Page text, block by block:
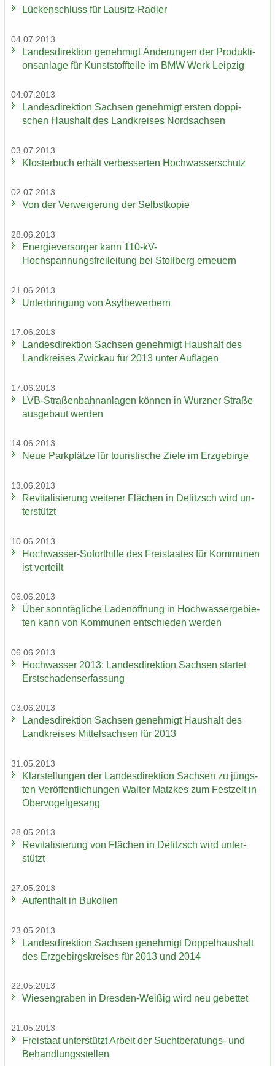
Lü­cken­schluss für Lausitz-​Radler
04.07.2013
Lan­des­di­rek­ti­on ge­neh­migt Än­de­run­gen der Pro­duk­ti­
ons­an­la­ge für Kunst­stoff­tei­le im BMW Werk Leip­zig
04.07.2013
Lan­des­di­rek­ti­on Sach­sen ge­neh­migt ers­ten dop­pi­
schen Haus­halt des Land­krei­ses Nord­sach­sen
03.07.2013
Klos­ter­buch er­hält ver­bes­ser­ten Hoch­was­ser­schutz
02.07.2013
Von der Ver­wei­ge­rung der Selbst­ko­pie
28.06.2013
En­er­gie­ver­sor­ger kann 110-​kV-
Hochspannungsfreileitung bei Stoll­berg er­neu­ern
21.06.2013
Un­ter­brin­gung von Asyl­be­wer­bern
17.06.2013
Lan­des­di­rek­ti­on Sach­sen ge­neh­migt Haus­halt des
Land­krei­ses Zwi­ckau für 2013 unter Auf­la­gen
17.06.2013
LVB-​Straßenbahnanlagen kön­nen in Wurz­ner Stra­ße
aus­ge­baut wer­den
14.06.2013
Neue Park­plät­ze für tou­ris­ti­sche Ziele im Erz­ge­bir­ge
13.06.2013
Re­vi­ta­li­sie­rung wei­te­rer Flä­chen in De­litzsch wird un­
ter­stützt
10.06.2013
Hochwasser-​Soforthilfe des Frei­staa­tes für Kom­mu­nen
ist ver­teilt
06.06.2013
Über sonn­täg­li­che La­den­öff­nung in Hoch­was­ser­ge­bie­
ten kann von Kom­mu­nen ent­schie­den wer­den
06.06.2013
Hoch­was­ser 2013: Lan­des­di­rek­ti­on Sach­sen star­tet
Erst­scha­dens­er­fas­sung
03.06.2013
Lan­des­di­rek­ti­on Sach­sen ge­neh­migt Haus­halt des
Land­krei­ses Mit­tel­sach­sen für 2013
31.05.2013
Klar­stel­lun­gen der Lan­des­di­rek­ti­on Sach­sen zu jüngs­
ten Ver­öf­fent­li­chun­gen Wal­ter Matz­kes zum Fest­zelt in
Ober­vo­gel­ge­sang
28.05.2013
Re­vi­ta­li­sie­rung von Flä­chen in De­litzsch wird un­ter­
stützt
27.05.2013
Auf­ent­halt in Bu­ko­li­en
23.05.2013
Lan­des­di­rek­ti­on Sach­sen ge­neh­migt Dop­pel­haus­halt
des Erz­ge­birgs­krei­ses für 2013 und 2014
22.05.2013
Wie­sen­gra­ben in Dresden-​Weißig wird neu ge­bet­tet
21.05.2013
Frei­staat un­ter­stützt Ar­beit der Suchtberatungs-​ und
Be­hand­lungs­stel­len